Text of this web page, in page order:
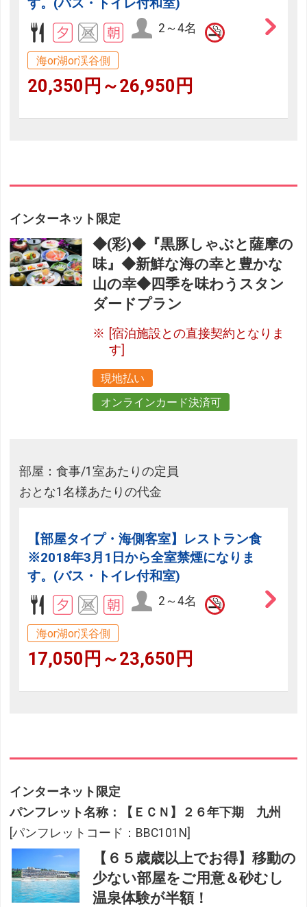
す。(バス・トイレ付和室)
2～4名
海or湖or渓谷側
20,350円～26,950円
インターネット限定
◆(彩)◆『黒豚しゃぶと薩摩の
味』◆新鮮な海の幸と豊かな
山の幸◆四季を味わうスタン
ダードプラン
[宿泊施設との直接契約となりま
す]
現地払い
オンラインカード決済可
部屋：食事/1室あたりの定員
おとな1名様あたりの代金
【部屋タイプ・海側客室】レストラン食
※2018年3月1日から全室禁煙になりま
す。(バス・トイレ付和室)
2～4名
海or湖or渓谷側
17,050円～23,650円
インターネット限定
パンフレット名称：【ＥＣＮ】２６年下期 九州
[パンフレットコード：BBC101N]
【６５歳歳以上でお得】移動の
少ない部屋をご用意＆砂むし
温泉体験が半額！